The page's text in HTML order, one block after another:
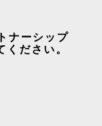
ナーシップ
ください。